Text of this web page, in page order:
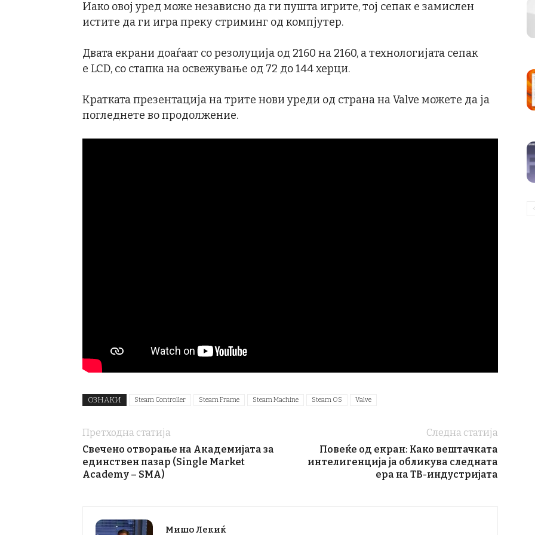
Иако овој уред може независно да ги пушта игрите, тој сепак е замислен
истите да ги игра преку стриминг од компјутер.
Двата екрани доаѓаат со резолуција од 2160 на 2160, а технологијата сепак
е LCD, со стапка на освежување од 72 до 144 херци.
Кратката презентација на трите нови уреди од страна на Valve можете да ја
погледнете во продолжение.
ОЗНАКИ Steam Controller Steam Frame Steam Machine Steam OS Valve
Претходна статија
Свечено отворање на Академијата за
единствен пазар (Single Market
Academy – SMA)
Следна статија
Повеќе од екран: Како вештачката
интелигенција ја обликува следната
ера на ТВ-индустријата
Мишо Лекиќ